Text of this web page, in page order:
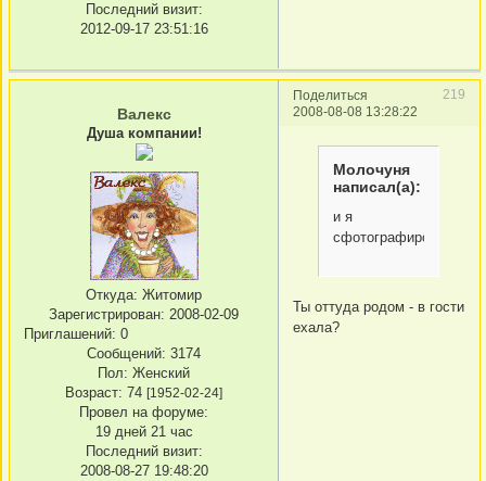
Последний визит:
2012-09-17 23:51:16
Поделиться
219
2008-08-08 13:28:22
Валекс
Душа компании!
Откуда: Житомир
Зарегистрирован: 2008-02-09
Приглашений: 0
Сообщений: 3174
Пол: Женский
Возраст: 74 [1952-02-24]
Провел на форуме:
19 дней 21 час
Последний визит:
2008-08-27 19:48:20
Молочуня
написал(а):
и я
сфотографировала.
Ты оттуда родом - в гости
ехала?